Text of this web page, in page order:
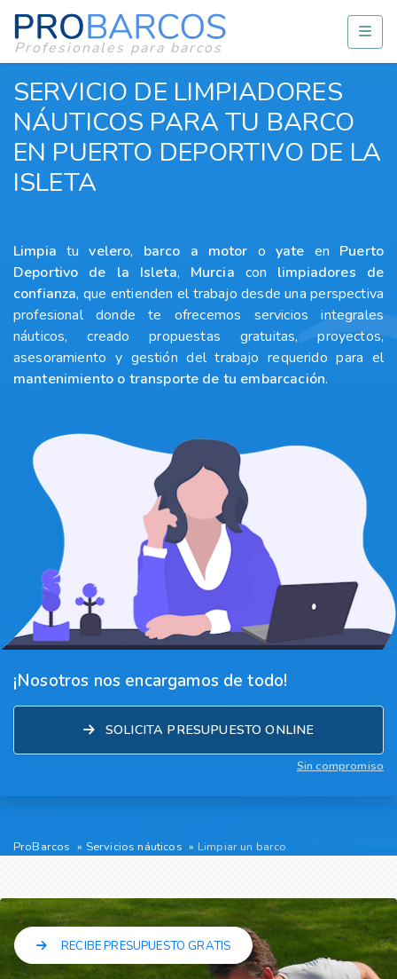
Profesionales para barcos
SERVICIO DE LIMPIADORES
NÁUTICOS PARA TU BARCO
EN PUERTO DEPORTIVO DE LA
ISLETA
Limpia tuvelero, barco a motor o yate en Puerto
Deportivo de la Isleta, Murcia con limpiadores
de
confianza, que entienden el trabajo desde una perspectiva
profesional donde te ofrecemos servicios integrales
náuticos, creado propuestas gratuitas, proyectos,
asesoramiento y gestión del trabajo requerido para el
mantenimiento o transporte de tu embarcación.
¡Nosotros nos encargamos de todo!
SOLICITA PRESUPUESTO ONLINE
Sin compromiso
ProBarcos Servicios náuticos Limpiar un barco
RECIBE PRESUPUESTO GRATIS